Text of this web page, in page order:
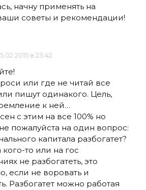
начну применять на
советы и рекомендации!
в 23:42
или где не читай все
пишут одинакого. Цель,
к ней…
с этим на все 100% но
пожалуйста на один вопрос:
капитала разбогатет?
кого-то или на гос
не разбогатеть, это
если не воровать и
Разбогатет можно работая